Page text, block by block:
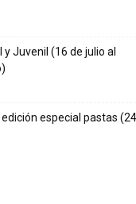
Juvenil (16 de julio al
especial pastas